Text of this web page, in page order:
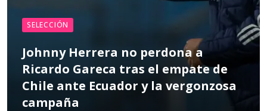
SELECCIÓN
Johnny Herrera no perdona a
Ricardo Gareca tras el empate de
Chile ante Ecuador y la vergonzosa
campaña